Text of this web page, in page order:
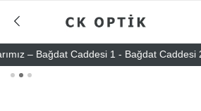
– Bağdat Caddesi 1 - Bağdat Caddesi 2 -